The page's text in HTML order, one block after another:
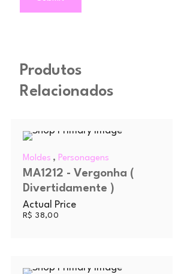
Produtos
Relacionados
Moldes , Personagens
MA1212 - Vergonha (
Divertidamente )
Actual Price
R$ 38,00